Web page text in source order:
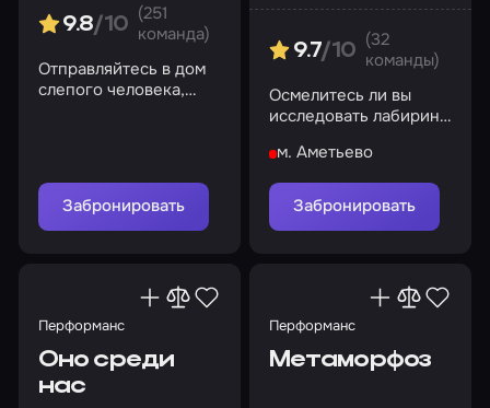
9.8/10
(251
команда)
Отправляйтесь в дом
слепого человека,
Забронировать
9.7/10
(32
команды)
Осмелитесь ли вы
исследовать лабиринт
друга?
м. Аметьево
Забронировать
Перформанс
Оно среди
нас
Перформанс
Метаморфоз